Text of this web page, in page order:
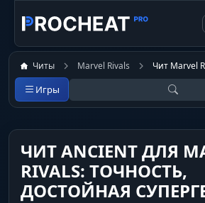
Читы Marvel Rivals Чит Marvel
Игры
ЧИТ ANCIENT ДЛЯ
RIVALS: ТОЧНОСТЬ,
ДОСТОЙНАЯ